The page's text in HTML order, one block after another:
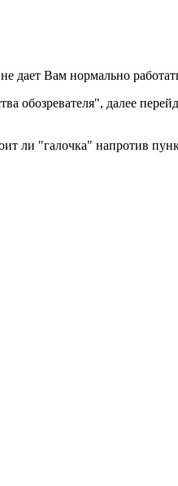
дает Вам нормально
обозревателя", далее
ли "галочка" напротив